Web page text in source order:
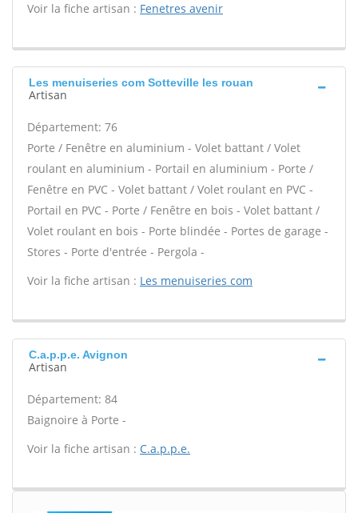
Voir la fiche artisan : Fenetres avenir
Les menuiseries com Sotteville les rouan
Artisan
Département: 76
Porte / Fenêtre en aluminium - Volet battant / Volet
roulant en aluminium - Portail en aluminium - Porte /
Fenêtre en PVC - Volet battant / Volet roulant en PVC -
Portail en PVC - Porte / Fenêtre en bois - Volet battant /
Volet roulant en bois - Porte blindée - Portes de garage -
Stores - Porte d'entrée - Pergola -
Voir la fiche artisan : Les menuiseries com
C.a.p.p.e. Avignon
Artisan
Département: 84
Baignoire à Porte -
Voir la fiche artisan : C.a.p.p.e.